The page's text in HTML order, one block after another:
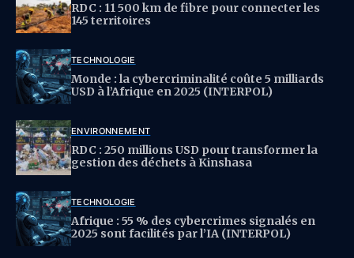
RDC : 11 500 km de fibre pour connecter les
145 territoires
TECHNOLOGIE
Monde : la cybercriminalité coûte 5 milliards
USD à l’Afrique en 2025 (INTERPOL)
ENVIRONNEMENT
RDC : 250 millions USD pour transformer la
gestion des déchets à Kinshasa
TECHNOLOGIE
Afrique : 55 % des cybercrimes signalés en
2025 sont facilités par l’IA (INTERPOL)